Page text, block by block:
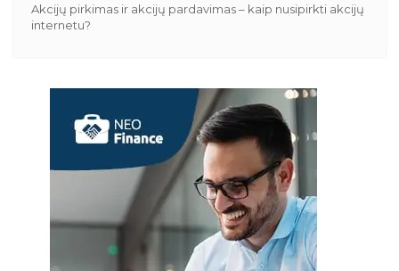
Akcijų pirkimas ir akcijų pardavimas – kaip nusipirkti akcijų
internetu?